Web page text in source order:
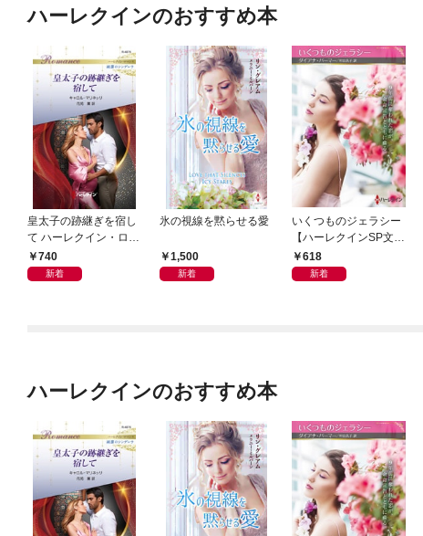
ハーレクインのおすすめ本
皇太子の跡継ぎを宿し
て ハーレクイン・ロマ
ンス～純潔のシンデレ
ラ～
740
新着
氷の視線を黙らせる愛
1,500
新着
いくつものジェラシー
【ハーレクインSP文庫
版】618
新着
ハーレクインのおすすめ本